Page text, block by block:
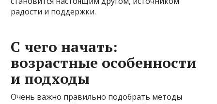
радости и поддержки.
С чего начать:
возрастные особенности
и подходы
Очень важно правильно подобрать методы